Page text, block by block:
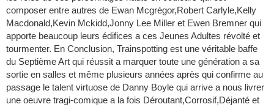
composer entre autres de Ewan Mcgrégor,Robert Carlyle,Kelly
Macdonald,Kevin Mckidd,Jonny Lee Miller et Ewen Bremner qui
apporte beaucoup leurs édifices a ces Jeunes Adultes révolté et
tourmenter. En Conclusion, Trainspotting est une véritable baffe
du Septième Art qui réussit a marquer toute une génération a sa
sortie en salles et même plusieurs années après qui confirme au
passage le talent virtuose de Danny Boyle qui arrive a nous livrer
une oeuvre tragi-comique a la fois Déroutant,Corrosif,Déjanté et